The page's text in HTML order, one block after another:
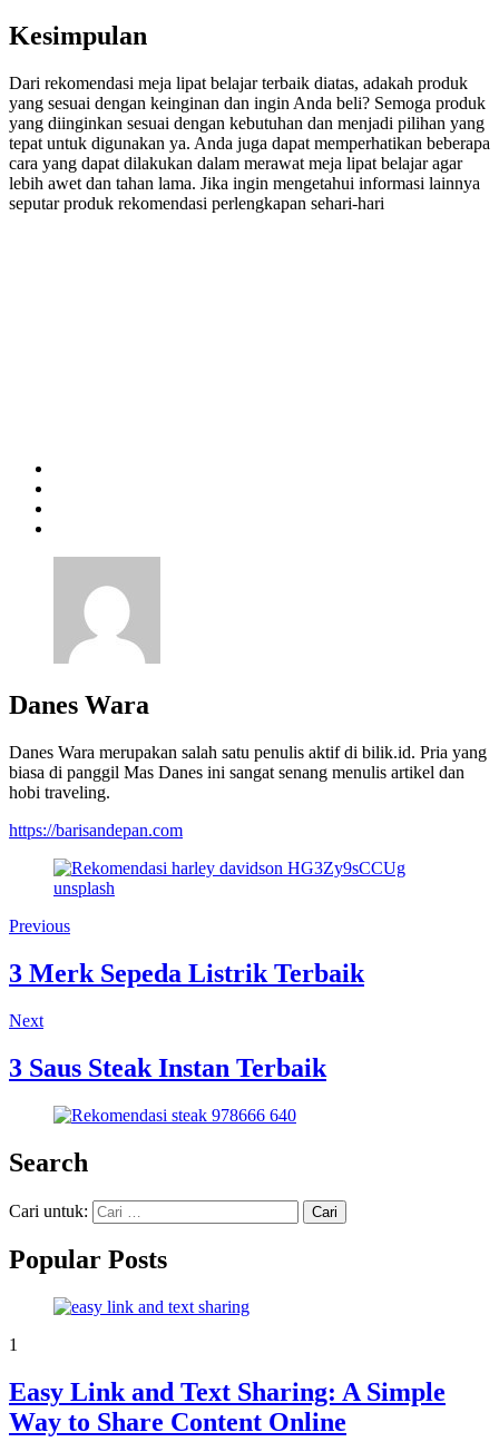
Kesimpulan
Dari rekomendasi meja lipat belajar terbaik diatas, adakah produk
yang sesuai dengan keinginan dan ingin Anda beli? Semoga produk
yang diinginkan sesuai dengan kebutuhan dan menjadi pilihan yang
tepat untuk digunakan ya. Anda juga dapat memperhatikan beberapa
cara yang dapat dilakukan dalam merawat meja lipat belajar agar
lebih awet dan tahan lama. Jika ingin mengetahui informasi lainnya
seputar produk rekomendasi perlengkapan sehari-hari
Danes Wara
Danes Wara merupakan salah satu penulis aktif di bilik.id. Pria yang
biasa di panggil Mas Danes ini sangat senang menulis artikel dan
hobi traveling.
https://barisandepan.com
Previous
3 Merk Sepeda Listrik Terbaik
Next
3 Saus Steak Instan Terbaik
Search
Cari untuk:
Popular Posts
1
Easy Link and Text Sharing: A Simple
Way to Share Content Online